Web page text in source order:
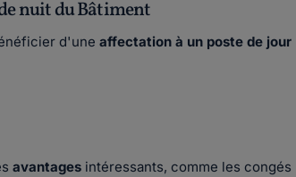
nuit du Bâtiment
d'une affectation à un poste de jour
avantages intéressants, comme les congés